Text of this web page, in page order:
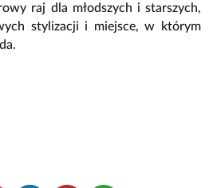
raj dla młodszych i starszych,
stylizacji i miejsce, w którym